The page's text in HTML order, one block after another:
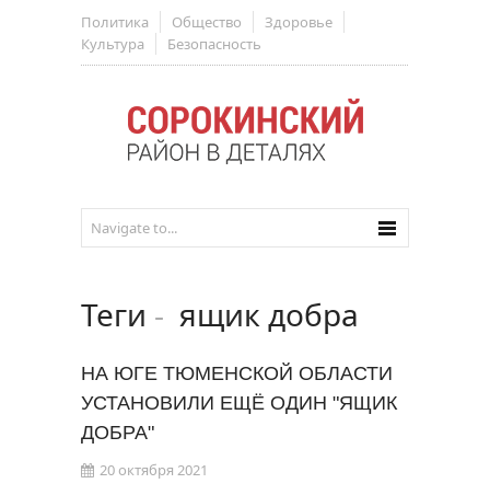
Политика Общество
Здоровье
Культура
Безопасность
Теги - ящик добра
НА ЮГЕ ТЮМЕНСКОЙ ОБЛАСТИ
УСТАНОВИЛИ ЕЩЁ ОДИН "ЯЩИК
ДОБРА"
20 октября 2021